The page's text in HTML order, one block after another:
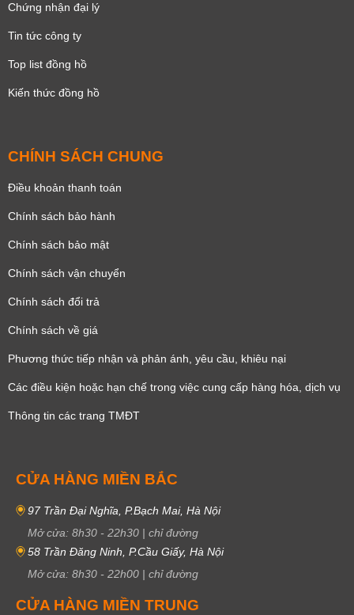
Chứng nhận đại lý
Tin tức công ty
Top list đồng hồ
Kiến thức đồng hồ
CHÍNH SÁCH CHUNG
Điều khoản thanh toán
Chính sách bảo hành
Chính sách bảo mật
Chính sách vận chuyển
Chính sách đổi trả
Chính sách về giá
Phương thức tiếp nhận và phản ánh, yêu cầu, khiêu nại
Các điều kiện hoặc hạn chế trong việc cung cấp hàng hóa, dịch vụ
Thông tin các trang TMĐT
CỬA HÀNG MIỀN BẮC
97 Trần Đại Nghĩa, P.Bạch Mai, Hà Nội
Mở cửa: 8h30 - 22h30 | chỉ đường
58 Trần Đăng Ninh, P.Cầu Giấy, Hà Nội
Mở cửa: 8h30 - 22h00 | chỉ đường
CỬA HÀNG MIỀN TRUNG